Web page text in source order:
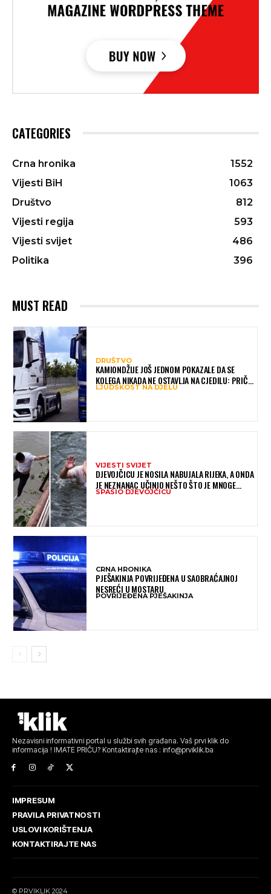
CATEGORIES
Crna hronika
1552
Vijesti BiH
1063
Društvo
812
Vijesti regija
593
Vijesti svijet
486
Politika
396
MUST READ
DRUŠTVO
KAMIONDŽIJE JOŠ JEDNOM POKAZALE DA SE
KOLEGA NIKADA NE OSTAVLJA NA CJEDILU: PRIČA
IZ HAMBURGA DIRNULA MNOGE
LJUDSKOST NA DJELU
VIJESTI SVIJET
DJEVOJČICU JE NOSILA NABUJALA RIJEKA, A ONDA
JE NEZNANAC UČINIO NEŠTO ŠTO JE MNOGE
OSTAVILO BEZ RIJEČI
SPASIO DJEVOJČICU
CRNA HRONIKA
PJEŠAKINJA POVRIJEĐENA U SAOBRAĆAJNOJ
NESREĆI U MOSTARU
POVRIJEĐENA PJEŠAKINJA
Nezavisni informativni portal u službi svih građana. Vaš prvi klik do
informacija ! IMATE PRIČU? Kontaktirajte nas : info@prviklik.ba
IMPRESUM
PRAVILA PRIVATNOSTI
USLOVI KORIŠTENJA
KONTAKTIRAJTE NAS
© PRVIKLIK 2024